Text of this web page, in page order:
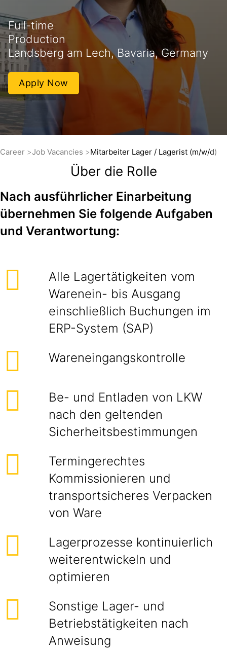
Full-time
Production
Landsberg am Lech, Bavaria, Germany
Apply Now
Career Job Vacancies Mitarbeiter Lager / Lagerist (m/w/d)
Über die Rolle
Nach ausführlicher Einarbeitung
übernehmen Sie folgende Aufgaben
und Verantwortung:
Alle Lagertätigkeiten vom
Warenein- bis Ausgang
einschließlich Buchungen im
ERP-System (SAP)
Wareneingangskontrolle
Be- und Entladen von LKW
nach den geltenden
Sicherheitsbestimmungen
Termingerechtes
Kommissionieren und
transportsicheres Verpacken
von Ware
Lagerprozesse kontinuierlich
weiterentwickeln und
optimieren
Sonstige Lager- und
Betriebstätigkeiten nach
Anweisung